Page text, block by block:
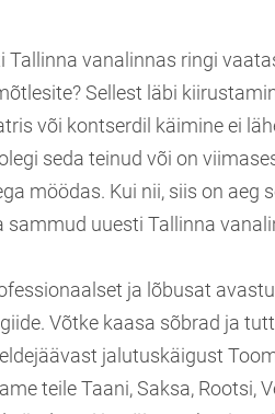
Tallinna vanalinnas ringi
Sellest läbi
või kontserdil käimine ei
seda teinud või on
möödas. Kui nii, siis on aeg
sammud uuesti Tallinna
ja lõbusat
Võtke kaasa sõbrad ja
jalutuskäigust
teile Taani, Saksa, Rootsi,